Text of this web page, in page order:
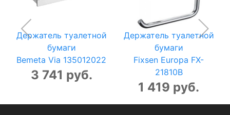
Держатель туалетной
бумаги
Bemeta Via 135012022
3 741 руб.
Держатель туалетной
бумаги
Fixsen Europa FX-
21810B
1 419 руб.